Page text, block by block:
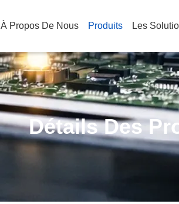
À Propos De Nous Produits Les
Détails Des